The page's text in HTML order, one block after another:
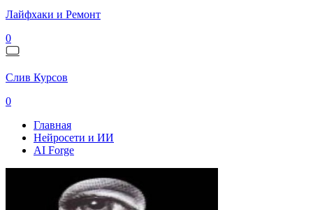
Лайфхаки и Ремонт
0
Слив Курсов
0
Главная
Нейросети и ИИ
AI Forge